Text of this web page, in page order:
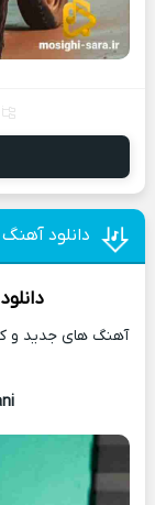
دانلود آهنگ
آهنگ های جدید و